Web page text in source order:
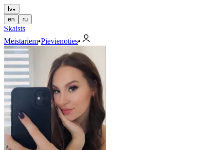
lv
en
ru
Skaists
Meistariem•Pievienoties•